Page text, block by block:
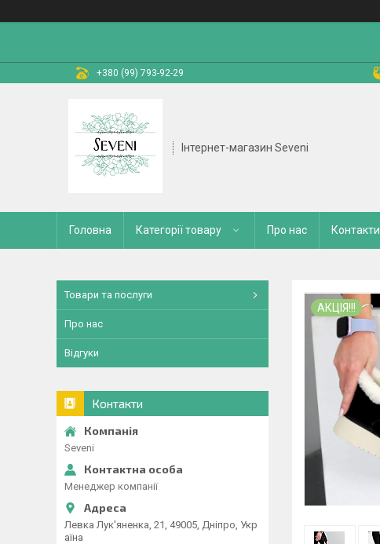
+380 (99) 793-92-29
Інтернет-магазин Seveni
Головна Категорії товару Про нас Контакти
АКЦІЯ!!!
Товари та послуги
Про нас
Відгуки
Контакти
Seveni
Менеджер компанії
Левка Лук'яненка, 21, 49005, Дніпро, Укр
аїна